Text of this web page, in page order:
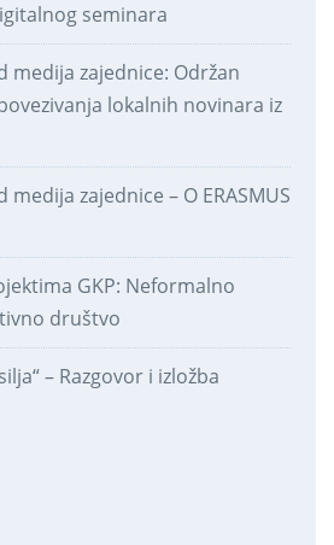
seminara
medija zajednice: Održan
lokalnih novinara iz
zajednice – O ERASMUS
GKP: Neformalno
društvo
– Razgovor i izložba